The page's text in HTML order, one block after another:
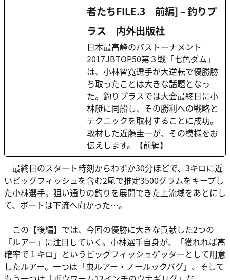
者たちFILE.3｜前編] – 釣りプ
ラス｜内外出版社
日本最高峰のバストーナメント
2017JBTOP50第３戦「七色ダム」
は、小林智寛選手が大逆転で優勝勝
ち取ったことは大きな話題となっ
た。釣りプラスでは大会最終日に小
林艇に同船し、その勝利への戦略と
テクニックを取材することに成功。
取材した近藤圭一が、その模様をお
伝えします。【前編】
最終日のスタート時刻からわずか30分ほどで、3キロに近
いビッグフィッシュを含む2尾で推定3500グラムをキープし
た小林選手。狙い通りの釣りを展開できた上流域をあとにし
て、ボートは下流へ向かった…。
この【後編】では、今回の優勝に大きな貢献した2つの
「ルアー」に注目していく。小林選手自身が、「獲れれば高
確率で１キロ」というビッグフィッシュゲッターとして用意
したルアー。一つは「虫ルアー・ノールックバグ」、そして